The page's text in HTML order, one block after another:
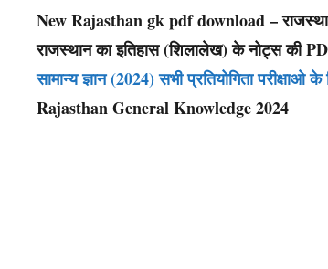
New Rajasthan gk pdf download –
राजस्थान का इतिहास (शिलालेख) के नोट्स की
सामान्य ज्ञान (2024) सभी प्रतियोगिता परीक्षाओ के
Rajasthan General Knowledge 2024